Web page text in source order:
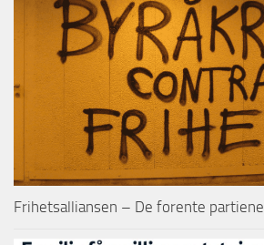
Frihetsalliansen – De forente partiene